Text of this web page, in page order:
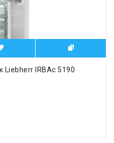
Liebherr IRBAc 5190